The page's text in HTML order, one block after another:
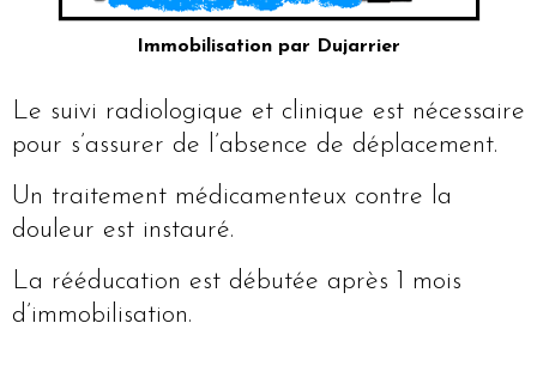
Immobilisation par Dujarrier
Le suivi radiologique et clinique est nécessaire
pour s’assurer de l’absence de déplacement.
Un traitement médicamenteux contre la
douleur est instauré.
La rééducation est débutée après 1 mois
d’immobilisation.